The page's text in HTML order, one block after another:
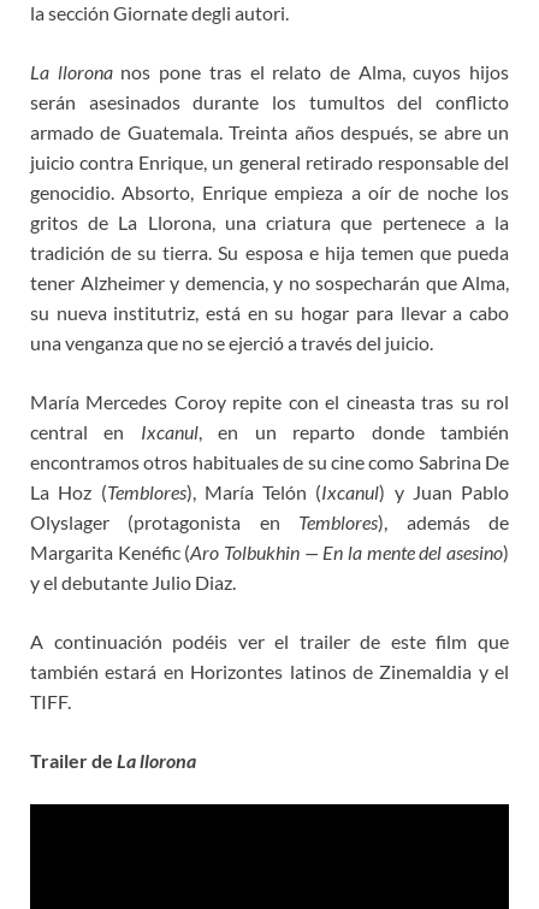
la sección Giornate degli autori.
La lloronanos pone tras el relato de Alma, cuyos hijos
serán asesinados durante los tumultos del conflicto
armado de Guatemala. Treinta años después, se abre un
juicio contra Enrique, un general retirado responsable del
genocidio. Absorto, Enrique empieza a oír de noche los
gritos de La Llorona, una criatura que pertenece a la
tradición de su tierra. Su esposa e hija temen que pueda
tener Alzheimer y demencia, y no sospecharán que Alma,
su nueva institutriz, está en su hogar para llevar a cabo
una venganza que no se ejerció a través del juicio.
María Mercedes Coroy repite con el cineasta tras su rol
central en Ixcanul, en un reparto donde también
encontramos otros habituales de su cine como Sabrina De
La Hoz (Temblores), María Telón (Ixcanul) y Juan Pablo
Olyslager (protagonista en Temblores), además de
Margarita Kenéfic (Aro Tolbukhin — En la mente del asesino)
y el debutante Julio Diaz.
A continuación podéis ver el trailer de este film que
también estará en Horizontes latinos de Zinemaldia y el
TIFF.
Trailer de La llorona